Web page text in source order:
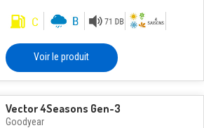
Voir le produit
Vector 4Seasons Gen-3
Goodyear